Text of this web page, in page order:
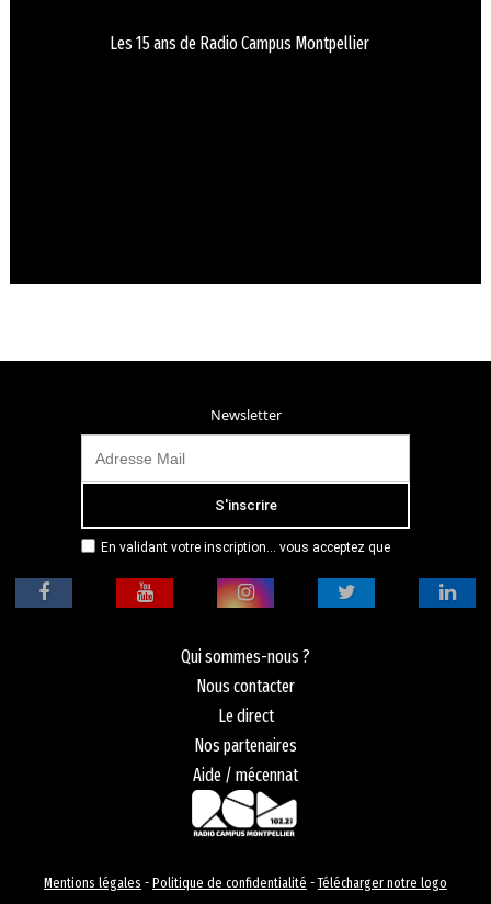
Les 15 ans de Radio Campus Montpellier
Newsletter
En validant votre inscription... vous acceptez que
adresse email dans le but de vous envoyer
mensuellement sa lettre d’informations. Pour plus
politique de confidentialité.
Qui sommes-nous ?
Nous contacter
Le direct
Nos partenaires
Aide / mécennat
Mentions légales - Politique de confidentialité -Télécharger notre logo